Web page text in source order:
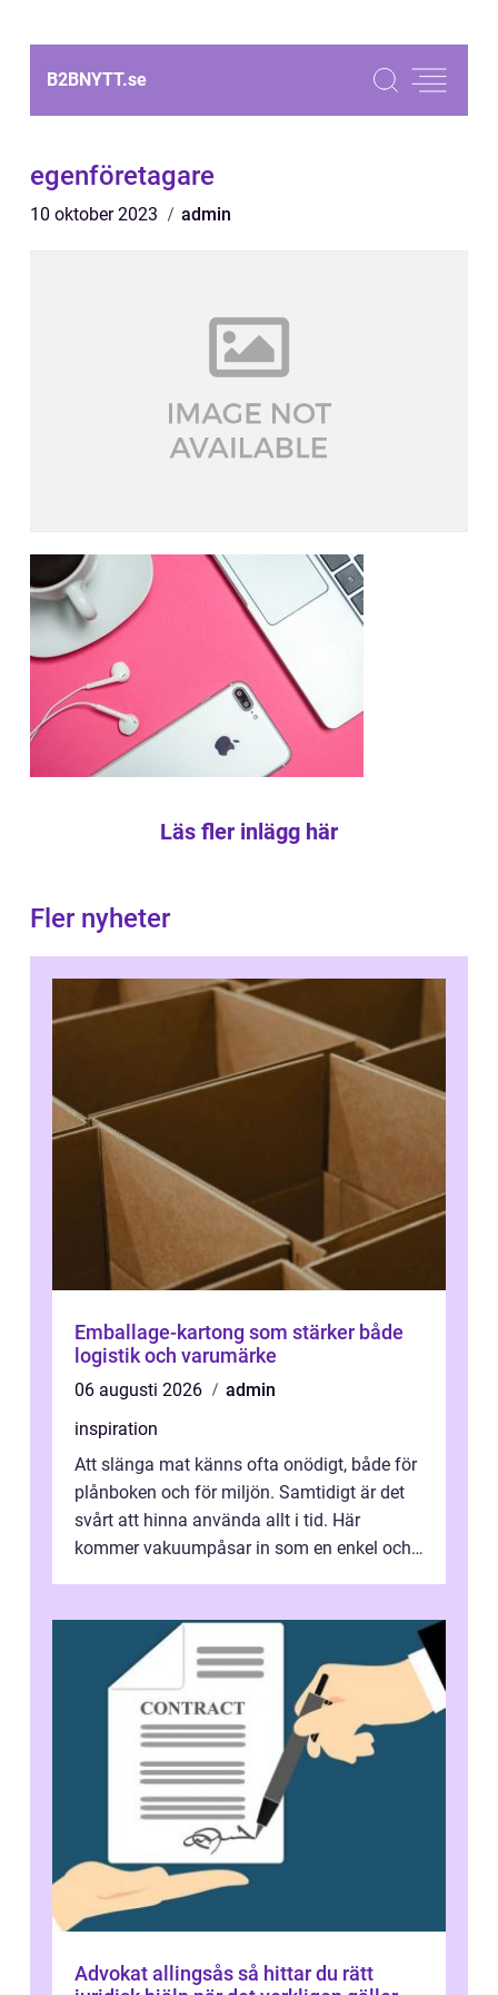
B2BNYTT.se
egenföretagare
10 oktober 2023 admin
Läs fler inlägg här
Fler nyheter
Emballage-kartong som stärker både
logistik och varumärke
06 augusti 2026
admin
inspiration
Att slänga mat känns ofta onödigt, både för
plånboken och för miljön. Samtidigt är det
svårt att hinna använda allt i tid. Här
kommer vakuumpåsar in som en enkel och
Advokat allingsås så hittar du rätt